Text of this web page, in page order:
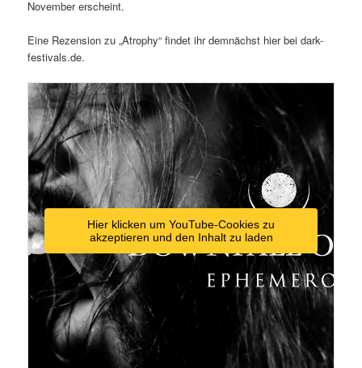
November erscheint.
Eine Rezension zu „Atrophy“ findet ihr demnächst hier bei dark-
festivals.de.
Hier klicken um YouTube-Cookies zu
akzeptieren und den Inhalt zu laden